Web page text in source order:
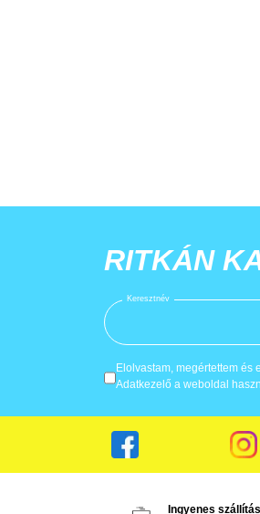
RITKÁN
Keresztnév
Elolvastam, megértettem
Adatkezelő a weboldal
Ingyenes